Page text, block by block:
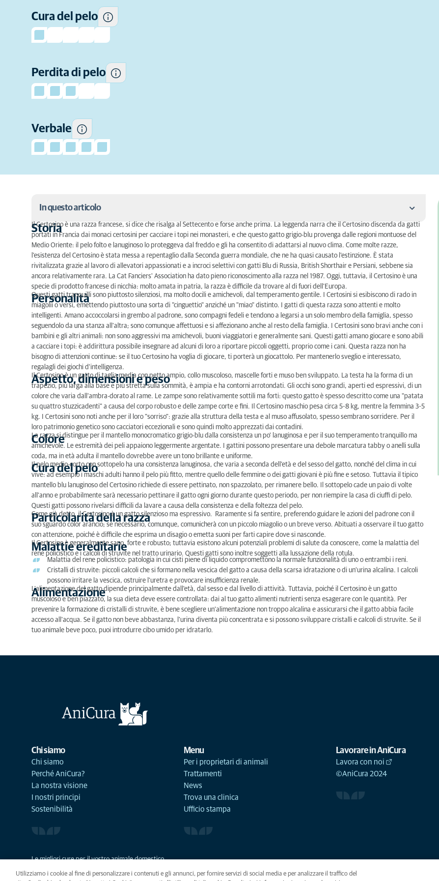
Cura del pelo
Perdita di pelo
Verbale
In questo articolo
Storia
Personalità
Aspetto, dimensioni e peso
Colore
Cura del pelo
Particolarità della razza
Malattie ereditarie
Alimentazione
Storia
Il Certosino è una razza francese, si dice che risalga al Settecento e forse anche prima. La leggenda narra che il Certosino discenda da gatti
portati in Francia dai monaci certosini per cacciare i topi nei monasteri, e che questo gatto grigio-blu provenga dalle regioni montuose del
Medio Oriente: il pelo folto e lanuginoso lo proteggeva dal freddo e gli ha consentito di adattarsi al nuovo clima. Come molte razze,
l'esistenza del Certosino è stata messa a repentaglio dalla Seconda guerra mondiale, che ne ha quasi causato l'estinzione. È stata
rivitalizzata grazie al lavoro di allevatori appassionati e a incroci selettivi con gatti Blu di Russia, British Shorthair e Persiani, sebbene sia
ancora relativamente rara. La Cat Fanciers' Association ha dato pieno riconoscimento alla razza nel 1987. Oggi, tuttavia, il Certosino è una
specie di prodotto francese di nicchia: molto amata in patria, la razza è difficile da trovare al di fuori dell'Europa.
Personalità
Questi gatti tranquilli sono piuttosto silenziosi, ma molto docili e amichevoli, dal temperamento gentile. I Certosini si esibiscono di rado in
miagolii o versi, emettendo piuttosto una sorta di "cinguettio" anziché un "miao" distinto. I gatti di questa razza sono attenti e molto
intelligenti. Amano accoccolarsi in grembo al padrone, sono compagni fedeli e tendono a legarsi a un solo membro della famiglia, spesso
seguendolo da una stanza all'altra; sono comunque affettuosi e si affezionano anche al resto della famiglia. I Certosini sono bravi anche con i
bambini e gli altri animali: non sono aggressivi ma amichevoli, buoni viaggiatori e generalmente sani. Questi gatti amano giocare e sono abili
a cacciare i topi: è addirittura possibile insegnare ad alcuni di loro a riportare piccoli oggetti, proprio come i cani. Questa razza non ha
bisogno di attenzioni continue: se il tuo Certosino ha voglia di giocare, ti porterà un giocattolo. Per mantenerlo sveglio e interessato,
regalagli dei giochi d'intelligenza.
Aspetto, dimensioni e peso
Il Certosino è un gatto di taglia media con petto ampio, collo muscoloso, mascelle forti e muso ben sviluppato. La testa ha la forma di un
trapezio, più larga alla base e più stretta sulla sommità, è ampia e ha contorni arrotondati. Gli occhi sono grandi, aperti ed espressivi, di un
colore che varia dall'ambra-dorato al rame. Le zampe sono relativamente sottili ma forti: questo gatto è spesso descritto come una "patata
su quattro stuzzicadenti" a causa del corpo robusto e delle zampe corte e fini. Il Certosino maschio pesa circa 5-8 kg, mentre la femmina 3-5
kg. I Certosini sono noti anche per il loro "sorriso": grazie alla struttura della testa e al muso affusolato, spesso sembrano sorridere. Per il
loro patrimonio genetico sono cacciatori eccezionali e sono quindi molto apprezzati dai contadini.
Colore
La razza si distingue per il mantello monocromatico grigio-blu dalla consistenza un po' lanuginosa e per il suo temperamento tranquillo ma
amichevole. Le estremità dei peli appaiono leggermente argentate. I gattini possono presentare una debole marcatura tabby o anelli sulla
coda, ma in età adulta il mantello dovrebbe avere un tono brillante e uniforme.
Cura del pelo
Il pelo medio-corto con sottopelo ha una consistenza lanuginosa, che varia a seconda dell'età e del sesso del gatto, nonché del clima in cui
vive: ad esempio i maschi adulti hanno il pelo più fitto, mentre quello delle femmine o dei gatti giovani è più fine e setoso. Tuttavia il tipico
mantello blu lanuginoso del Certosino richiede di essere pettinato, non spazzolato, per rimanere bello. Il sottopelo cade un paio di volte
all'anno e probabilmente sarà necessario pettinare il gatto ogni giorno durante questo periodo, per non riempire la casa di ciuffi di pelo.
Questi gatti possono rivelarsi difficili da lavare a causa della consistenza e della foltezza del pelo.
Particolarità della razza
Come già detto, il Certosino è un gatto silenzioso ma espressivo. Raramente si fa sentire, preferendo guidare le azioni del padrone con il
suo sguardo color arancio; se necessario, comunque, comunicherà con un piccolo miagolio o un breve verso. Abituati a osservare il tuo gatto
con attenzione, poiché è difficile che esprima un disagio o emetta suoni per farti capire dove si nasconde.
Malattie ereditarie
Il Certosino è generalmente sano, forte e robusto; tuttavia esistono alcuni potenziali problemi di salute da conoscere, come la malattia del
rene policistico e i calcoli di struvite nel tratto urinario. Questi gatti sono inoltre soggetti alla lussazione della rotula.
Malattia del rene policistico: patologia in cui cisti piene di liquido compromettono la normale funzionalità di uno o entrambi i reni.
Cristalli di struvite: piccoli calcoli che si formano nella vescica del gatto a causa della scarsa idratazione o di un'urina alcalina. I calcoli
possono irritare la vescica, ostruire l'uretra e provocare insufficienza renale.
Alimentazione
L'alimentazione del gatto dipende principalmente dall'età, dal sesso e dal livello di attività. Tuttavia, poiché il Certosino è un gatto
muscoloso e ben piazzato, la sua dieta deve essere controllata: dai al tuo gatto alimenti nutrienti senza esagerare con le quantità. Per
prevenire la formazione di cristalli di struvite, è bene scegliere un'alimentazione non troppo alcalina e assicurarsi che il gatto abbia facile
accesso all'acqua. Se il gatto non beve abbastanza, l'urina diventa più concentrata e si possono sviluppare cristalli e calcoli di struvite. Se il
tuo animale beve poco, puoi introdurre cibo umido per idratarlo.
Chi siamo
Chi siamo
Perché AniCura?
La nostra visione
I nostri principi
Sostenibilità
Menu
Per i proprietari di animali
Trattamenti
News
Trova una clinica
Ufficio stampa
Lavorare in AniCura
Lavora con noi
©AniCura 2024
Le migliori cure per il vostro animale domestico
Quanto pelo perde in genere
questa razza.
Quanto questi gatti tendono a
"parlare".
Utilizziamo i cookie al fine di personalizzare i contenuti e gli annunci, per fornire servizi di social media e per analizzare il traffico del